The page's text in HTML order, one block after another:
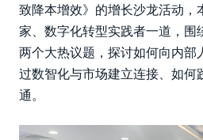
致降本增效》的增长沙龙活动，
家、数字化转型实践者一道，围
两个大热议题，探讨如何向内部
过数智化与市场建立连接、如何
通。